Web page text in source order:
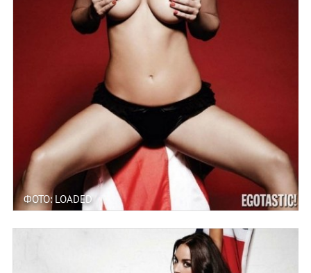
ФОТО: LOADED